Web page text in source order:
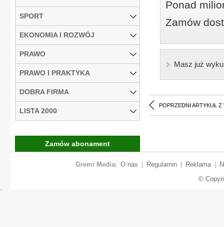
Ponad
Zamów
Masz już
POPRZEDNI ARTYKUŁ Z
SPORT
EKONOMIA I ROZWÓJ
PRAWO
PRAWO I PRAKTYKA
DOBRA FIRMA
LISTA 2000
Zamów abonament
Gremi Media: O nas Regulamin Reklama
©